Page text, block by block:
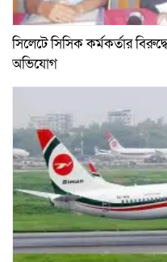
সিলেটে সিসিক কর্মকর্তার
অভিযোগ